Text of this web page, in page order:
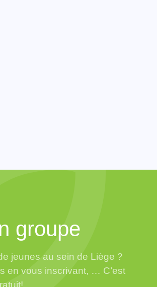
groupe
jeunes au sein de Liège ?
en vous inscrivant, … C’est